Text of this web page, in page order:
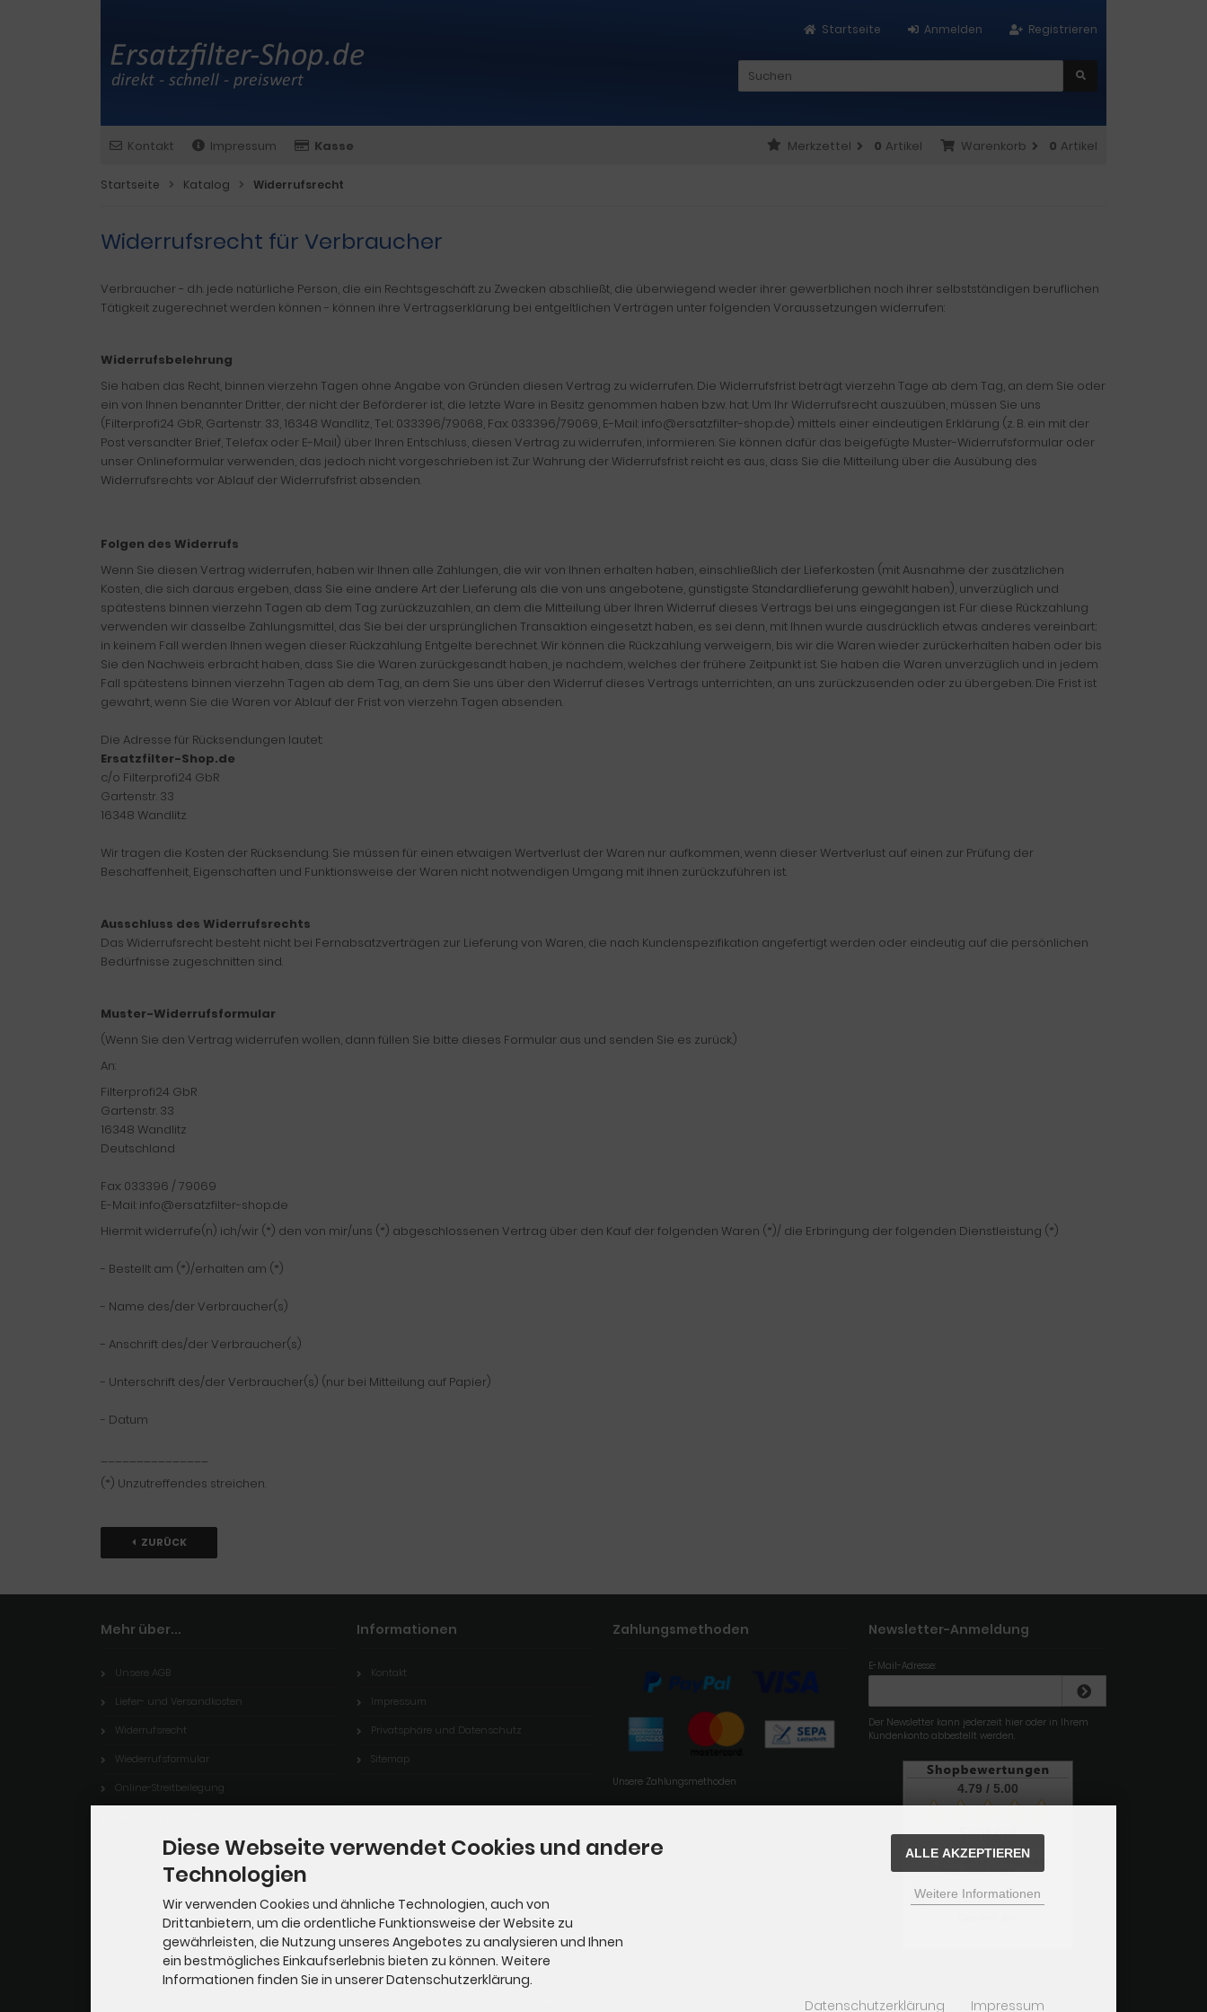
Registrieren
Anmelden
Startseite
Kontakt Impressum Kasse Warenkorb 0 Artikel
Merkzettel 0 Artikel
Startseite Katalog Widerrufsrecht
Widerrufsrecht für Verbraucher
Verbraucher − d.h. jede natürliche Person, die ein Rechtsgeschäft zu Zwecken abschließt, die überwiegend weder ihrer gewerblichen noch ihrer selbstständigen beruflichen
Tätigkeit zugerechnet werden können - können ihre Vertragserklärung bei entgeltlichen Verträgen unter folgenden Voraussetzungen widerrufen:
Widerrufsbelehrung
Sie haben das Recht, binnen vierzehn Tagen ohne Angabe von Gründen diesen Vertrag zu widerrufen. Die Widerrufsfrist beträgt vierzehn Tage ab dem Tag, an dem Sie oder
ein von Ihnen benannter Dritter, der nicht der Beförderer ist, die letzte Ware in Besitz genommen haben bzw. hat. Um Ihr Widerrufsrecht auszuüben, müssen Sie uns
(Filterprofi24 GbR, Gartenstr. 33, 16348 Wandlitz, Tel.: 033396/79068, Fax: 033396/79069, E-Mail: info@ersatzfilter-shop.de) mittels einer eindeutigen Erklärung (z. B. ein mit der
Post versandter Brief, Telefax oder E-Mail) über Ihren Entschluss, diesen Vertrag zu widerrufen, informieren. Sie können dafür das beigefügte Muster-Widerrufsformular oder
unser Onlineformular verwenden, das jedoch nicht vorgeschrieben ist. Zur Wahrung der Widerrufsfrist reicht es aus, dass Sie die Mitteilung über die Ausübung des
Widerrufsrechts vor Ablauf der Widerrufsfrist absenden.
Folgen des Widerrufs
Wenn Sie diesen Vertrag widerrufen, haben wir Ihnen alle Zahlungen, die wir von Ihnen erhalten haben, einschließlich der Lieferkosten (mit Ausnahme der zusätzlichen
Kosten, die sich daraus ergeben, dass Sie eine andere Art der Lieferung als die von uns angebotene, günstigste Standardlieferung gewählt haben), unverzüglich und
spätestens binnen vierzehn Tagen ab dem Tag zurückzuzahlen, an dem die Mitteilung über Ihren Widerruf dieses Vertrags bei uns eingegangen ist. Für diese Rückzahlung
verwenden wir dasselbe Zahlungsmittel, das Sie bei der ursprünglichen Transaktion eingesetzt haben, es sei denn, mit Ihnen wurde ausdrücklich etwas anderes vereinbart;
in keinem Fall werden Ihnen wegen dieser Rückzahlung Entgelte berechnet. Wir können die Rückzahlung verweigern, bis wir die Waren wieder zurückerhalten haben oder bis
Sie den Nachweis erbracht haben, dass Sie die Waren zurückgesandt haben, je nachdem, welches der frühere Zeitpunkt ist. Sie haben die Waren unverzüglich und in jedem
Fall spätestens binnen vierzehn Tagen ab dem Tag, an dem Sie uns über den Widerruf dieses Vertrags unterrichten, an uns zurückzusenden oder zu übergeben. Die Frist ist
gewahrt, wenn Sie die Waren vor Ablauf der Frist von vierzehn Tagen absenden.
Die Adresse für Rücksendungen lautet:
Ersatzfilter-Shop.de
c/o Filterprofi24 GbR
Gartenstr. 33
16348 Wandlitz
Wir tragen die Kosten der Rücksendung. Sie müssen für einen etwaigen Wertverlust der Waren nur aufkommen, wenn dieser Wertverlust auf einen zur Prüfung der
Beschaffenheit, Eigenschaften und Funktionsweise der Waren nicht notwendigen Umgang mit ihnen zurückzuführen ist.
Ausschluss des Widerrufsrechts
Das Widerrufsrecht besteht nicht bei Fernabsatzverträgen zur Lieferung von Waren, die nach Kundenspezifikation angefertigt werden oder eindeutig auf die persönlichen
Bedürfnisse zugeschnitten sind.
Muster-Widerrufsformular
(Wenn Sie den Vertrag widerrufen wollen, dann füllen Sie bitte dieses Formular aus und senden Sie es zurück.)
An:
Filterprofi24 GbR
Gartenstr. 33
16348 Wandlitz
Deutschland
Fax: 033396 / 79069
E-Mail: info@ersatzfilter-shop.de
Hiermit widerrufe(n) ich/wir (*) den von mir/uns (*) abgeschlossenen Vertrag über den Kauf der folgenden Waren (*)/ die Erbringung der folgenden Dienstleistung (*)
- Bestellt am (*)/erhalten am (*)
- Name des/der Verbraucher(s)
- Anschrift des/der Verbraucher(s)
- Unterschrift des/der Verbraucher(s) (nur bei Mitteilung auf Papier)
- Datum
_______________
(*) Unzutreffendes streichen.
ZURÜCK
Mehr über...
Unsere AGB
Liefer- und Versandkosten
Widerrufsrecht
Wiederrufsformular
Online-Streitbeilegung
Informationen
Kontakt
Impressum
Privatsphäre und Datenschutz
Sitemap
Zahlungsmethoden
Unsere Zahlungsmethoden
Newsletter-Anmeldung
E-Mail-Adresse:
Der Newsletter kann jederzeit hier oder in Ihrem
Kundenkonto abbestellt werden.
4.79 / 5.00
Sehr gut
Schnelle Lieferung, Super
Preis, Gute Ware
Diese Webseite verwendet Cookies und andere
Technologien
Wir verwenden Cookies und ähnliche Technologien, auch von
Drittanbietern, um die ordentliche Funktionsweise der Website zu
gewährleisten, die Nutzung unseres Angebotes zu analysieren und Ihnen
ein bestmögliches Einkaufserlebnis bieten zu können. Weitere
Informationen finden Sie in unserer Datenschutzerklärung.
ALLE AKZEPTIEREN
Weitere Informationen
Datenschutzerklärung Impressum